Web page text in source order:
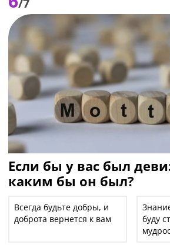
Если бы у вас был
каким бы он был?
Всегда будьте добры, и
доброта вернется к вам
буду